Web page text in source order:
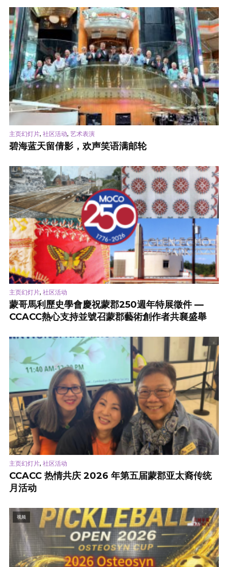
主页幻灯片, 社区活动, 艺术表演
碧海蓝天留倩影，欢声笑语满邮轮
主页幻灯片, 社区活动
蒙哥馬利歷史學會慶祝蒙郡250週年特展徵件 —
CCACC熱心支持並號召蒙郡藝術創作者共襄盛舉
主页幻灯片, 社区活动
CCACC 热情共庆 2026 年第五届蒙郡亚太裔传统
月活动
视频